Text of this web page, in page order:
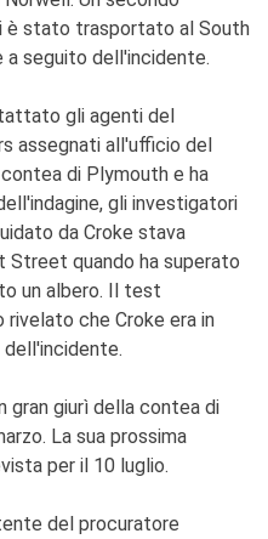
è stato trasportato al South
seguito dell'incidente.
gli agenti del
assegnati all'ufficio del
di Plymouth e ha
gli investigatori
da Croke stava
Street quando ha superato
un albero. Il test
che Croke era in
gran giurì della contea di
La sua prossima
per il 10 luglio.
del procuratore